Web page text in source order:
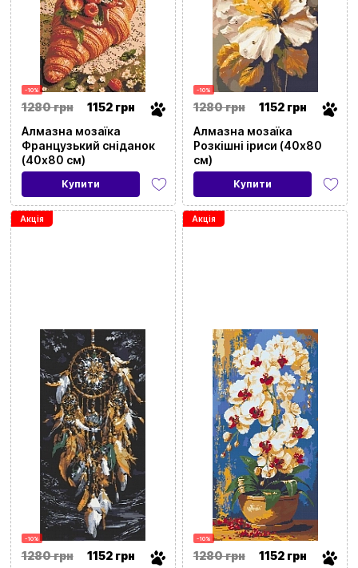
-10%
1280 грн
1152 грн
Алмазна мозаїка
Французький сніданок
(40х80 см)
Купити
-10%
1280 грн
1152 грн
Алмазна мозаїка
Розкішні іриси (40х80
см)
Купити
Акція
-10%
1280 грн
1152 грн
Акція
-10%
1280 грн
1152 грн